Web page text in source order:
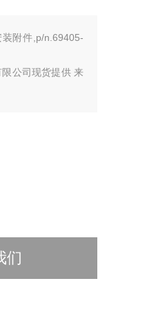
附件,p/n.69405-
公司现货提供 来
们